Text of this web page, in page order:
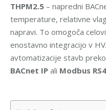
THPM2.5 – napredni
temperature, relativne
napravi. To omogoča
enostavno integracijo v
avtomatizacije stavb
BACnet IP ali Modbus